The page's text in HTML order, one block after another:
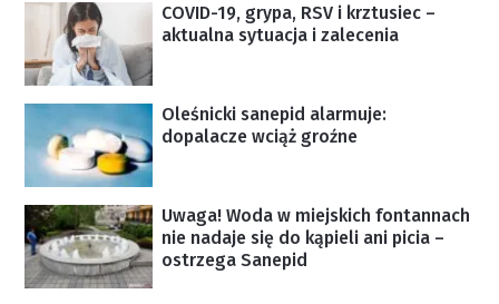
COVID-19, grypa, RSV i krztusiec –
aktualna sytuacja i zalecenia
Oleśnicki sanepid alarmuje:
dopalacze wciąż groźne
Uwaga! Woda w miejskich fontannach
nie nadaje się do kąpieli ani picia –
ostrzega Sanepid